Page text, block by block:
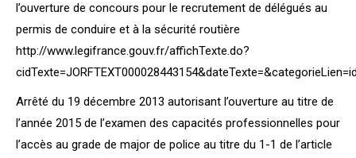
l’ouverture de concours pour le recrutement de délégués au
permis de conduire et à la sécurité routière
http://www.legifrance.gouv.fr/affichTexte.do?
Arrêté du 19 décembre 2013 autorisant l’ouverture au titre de
l’année 2015 de l’examen des capacités professionnelles pour
l’accès au grade de major de police au titre du 1-1 de l’article